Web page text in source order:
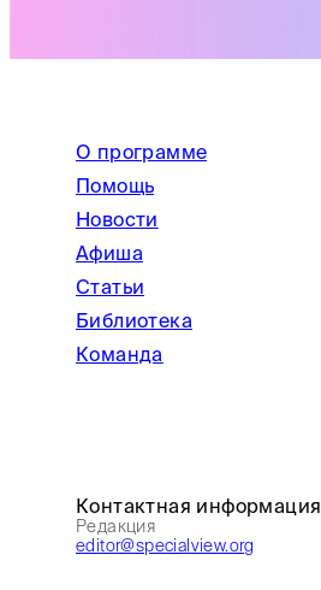
О программе
Помощь
Новости
Афиша
Статьи
Библиотека
Команда
Контактная информация
Редакция
editor@specialview.org